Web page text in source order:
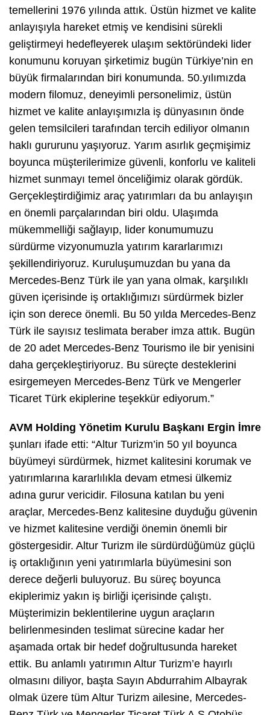
temellerini 1976 yılında attık. Üstün hizmet ve kalite
anlayışıyla hareket etmiş ve kendisini sürekli
geliştirmeyi hedefleyerek ulaşım sektöründeki lider
konumunu koruyan şirketimiz bugün Türkiye’nin en
büyük firmalarından biri konumunda. 50.yılımızda
modern filomuz, deneyimli personelimiz, üstün
hizmet ve kalite anlayışımızla iş dünyasının önde
gelen temsilcileri tarafından tercih ediliyor olmanın
haklı gururunu yaşıyoruz. Yarım asırlık geçmişimiz
boyunca müşterilerimize güvenli, konforlu ve kaliteli
hizmet sunmayı temel önceliğimiz olarak gördük.
Gerçekleştirdiğimiz araç yatırımları da bu anlayışın
en önemli parçalarından biri oldu. Ulaşımda
mükemmelliği sağlayıp, lider konumumuzu
sürdürme vizyonumuzla yatırım kararlarımızı
şekillendiriyoruz. Kuruluşumuzdan bu yana da
Mercedes-Benz Türk ile yan yana olmak, karşılıklı
güven içerisinde iş ortaklığımızı sürdürmek bizler
için son derece önemli. Bu 50 yılda Mercedes-Benz
Türk ile sayısız teslimata beraber imza attık. Bugün
de 20 adet Mercedes-Benz Tourismo ile bir yenisini
daha gerçekleştiriyoruz. Bu süreçte desteklerini
esirgemeyen Mercedes-Benz Türk ve Mengerler
Ticaret Türk ekiplerine teşekkür ediyorum.”
AVM Holding Yönetim Kurulu Başkanı Ergin İmre
şunları ifade etti: “Altur Turizm’in 50 yıl boyunca
büyümeyi sürdürmek, hizmet kalitesini korumak ve
yatırımlarına kararlılıkla devam etmesi ülkemiz
adına gurur vericidir. Filosuna katılan bu yeni
araçlar, Mercedes-Benz kalitesine duyduğu güvenin
ve hizmet kalitesine verdiği önemin önemli bir
göstergesidir. Altur Turizm ile sürdürdüğümüz güçlü
iş ortaklığının yeni yatırımlarla büyümesini son
derece değerli buluyoruz. Bu süreç boyunca
ekiplerimiz yakın iş birliği içerisinde çalıştı.
Müşterimizin beklentilerine uygun araçların
belirlenmesinden teslimat sürecine kadar her
aşamada ortak bir hedef doğrultusunda hareket
ettik. Bu anlamlı yatırımın Altur Turizm’e hayırlı
olmasını diliyor, başta Sayın Abdurrahim Albayrak
olmak üzere tüm Altur Turizm ailesine, Mercedes-